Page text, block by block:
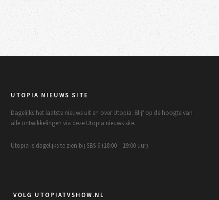
UTOPIA NIEUWS SITE
Dagelijks het laatste nieuws uit en over Utopia. Blijf op de hoogte van
alle ontwikkelingen via deze Utopia nieuws site.
Utopia is dagelijks te zien bij SBS 6 (18:00 – 19:00 uur).
VOLG UTOPIATVSHOW.NL